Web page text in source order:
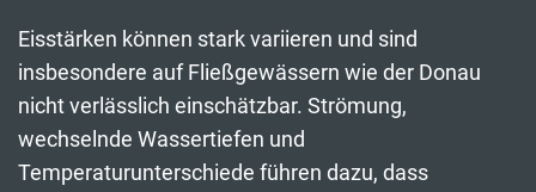
Eisstärken können stark variieren und sind
insbesondere auf Fließgewässern wie der Donau
nicht verlässlich einschätzbar. Strömung,
wechselnde Wassertiefen und
Temperaturunterschiede führen dazu, dass